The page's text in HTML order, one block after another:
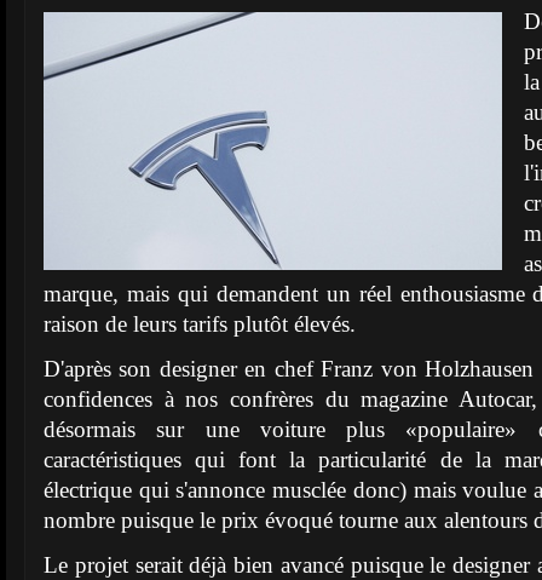
marque, mais qui demandent un réel enthousiasme
raison de leurs tarifs plutôt élevés.
D'après son designer en chef Franz von
confidences à nos confrères du magazine
désormais sur une voiture plus «populaire»
caractéristiques qui font la particularité de la
électrique qui s'annonce musclée donc) mais voulue
nombre puisque le prix évoqué tourne aux alentours
Le projet serait déjà bien avancé puisque le designer